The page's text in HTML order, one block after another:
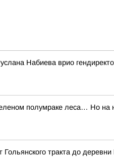
Набиева врио
полумраке леса… Но
тракта до